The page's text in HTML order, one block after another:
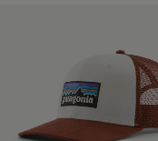
Filtra per
Vestibilità